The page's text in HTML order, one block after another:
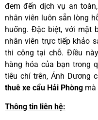
đem đến dịch vụ an
nhân viên luôn sẵn lòng
huống. Đặc biệt, với mặt
nhân viên trực tiếp khảo
thi công tại chỗ. Điều
hàng hóa của bạn trong
tiêu chí trên, Ánh Dương
thuê xe cẩu Hải Phòng mà
Thông tin liên hệ: